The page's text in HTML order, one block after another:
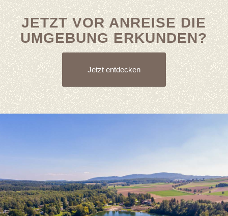
JETZT VOR ANREISE DIE
UMGEBUNG ERKUNDEN?
Jetzt entdecken